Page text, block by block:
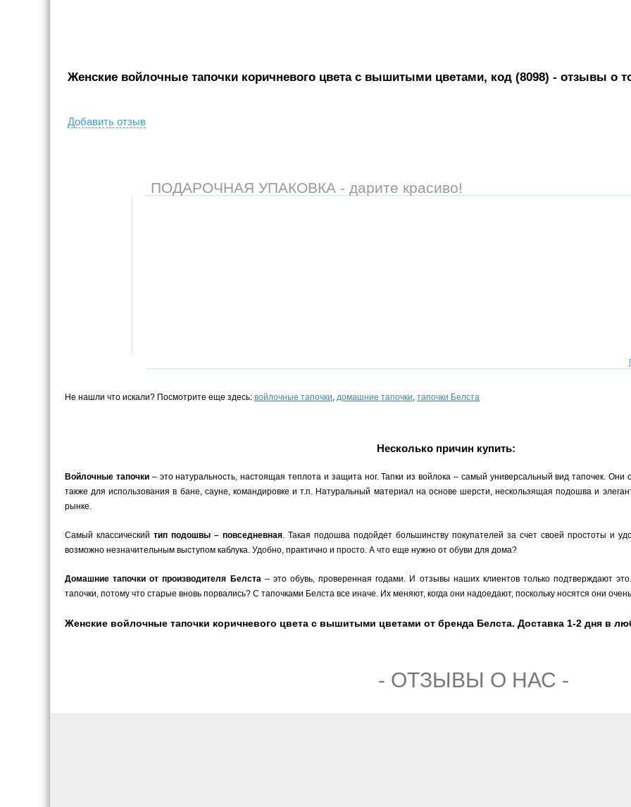
Женские войлочные тапочки коричневого цвета с вышитыми цветами, код (8098) - отзывы о
Добавить отзыв
ПОДАРОЧНАЯ УПАКОВКА - дарите красиво!
Не нашли что искали? Посмотрите еще здесь: войлочные тапочки, домашние тапочки, тапочки Белста
Несколько причин купить:
Войлочные тапочки– это натуральность, настоящая теплота и защита ног. Тапки из войлока – самый универсальный вид тапочек. Они
также для использования в бане, сауне, командировке и т.п. Натуральный материал на основе шерсти, нескользящая подошва и
рынке.
Самый классический тип подошвы – повседневная. Такая подошва подойдет большинству покупателей за счет своей простоты и
возможно незначительным выступом каблука. Удобно, практично и просто. А что еще нужно от обуви для дома?
Домашние тапочки от производителя Белста– это обувь, проверенная годами. И отзывы наших клиентов только подтверждают
тапочки, потому что старые вновь порвались? С тапочками Белста все иначе. Их меняют, когда они надоедают, поскольку носятся они
Женские войлочные тапочки коричневого цвета с вышитыми цветами от бренда Белста. Доставка 1-2 дня в
- ОТЗЫВЫ О НАС -